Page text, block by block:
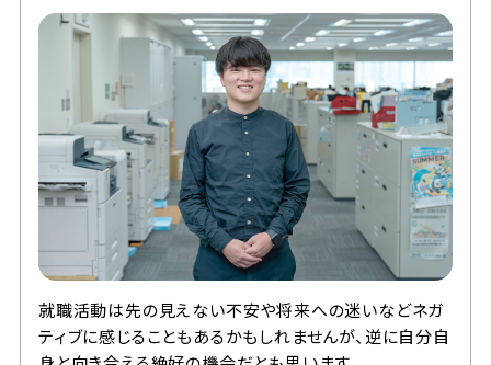
就職活動は先の見えない不安や将来への迷いなどネガ
ティブに感じることもあるかもしれませんが、逆に自分自